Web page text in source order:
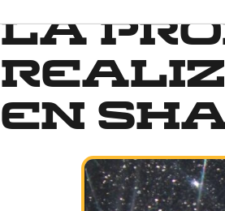
La
en